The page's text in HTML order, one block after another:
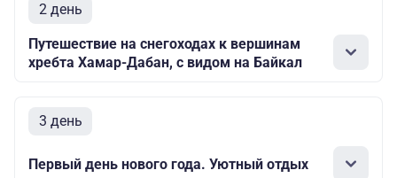
2 день
Путешествие на снегоходах к вершинам
хребта Хамар-Дабан, с видом на Байкал
3 день
Первый день нового года. Уютный отдых